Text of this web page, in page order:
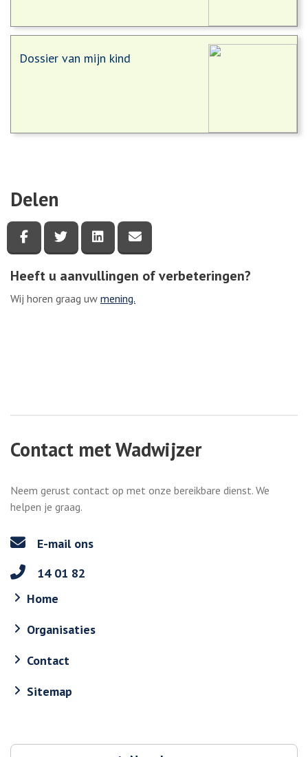
Dossier van mijn kind
Delen
Deel deze pagina via Facebook
Deel deze pagina via Twitter
Deel deze pagina via LinkedIn
Heeft u aanvullingen of verbeteringen?
Wij horen graag uw mening.
Contact met Wadwijzer
Neem gerust contact op met onze bereikbare dienst. We
helpen je graag.
E-mail ons
14 01 82
Home
Organisaties
Contact
Sitemap